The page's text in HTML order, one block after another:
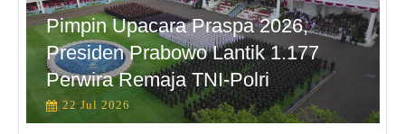
Pimpin Upacara Praspa 2026,
Presiden Prabowo Lantik 1.177
Perwira Remaja TNI-Polri
22 Jul 2026